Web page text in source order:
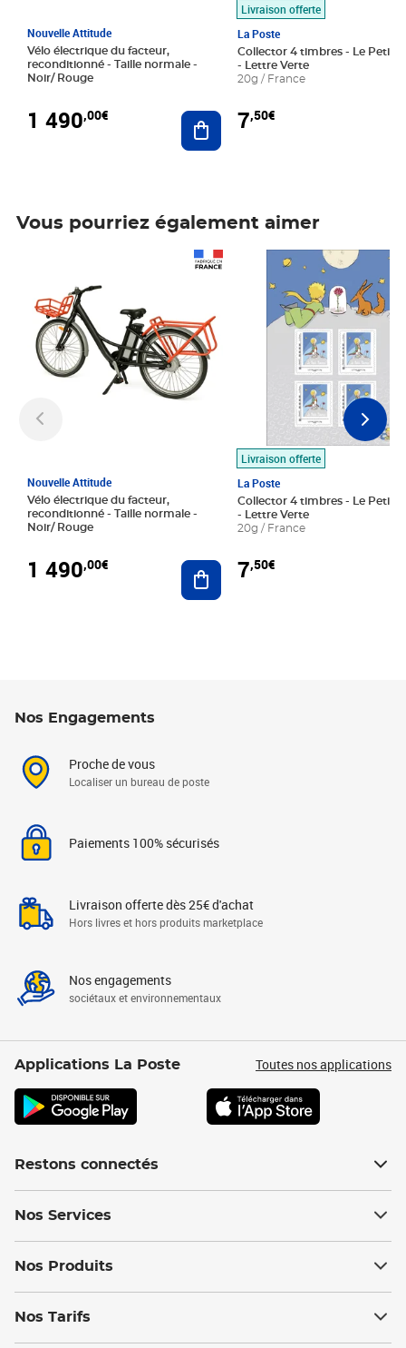
Nouvelle Attitude
Vélo électrique du facteur,
reconditionné - Taille normale -
Noir/ Rouge
1 490,00€ Ajouter au panier
Livraison offerte
La Poste
Collector 4 timbres - Le Petit
- Lettre Verte
20g / France
7,50€
Vous pourriez également aimer
Nouvelle Attitude
Vélo électrique du facteur,
reconditionné - Taille normale -
Noir/ Rouge
1 490,00€ Ajouter au panier
Livraison offerte
La Poste
Collector 4 timbres - Le Petit
- Lettre Verte
20g / France
7,50€
Prix 7,50€
Nos Engagements
Proche de vous
Localiser un bureau de poste
Paiements 100% sécurisés
Livraison offerte dès 25€ d'achat
Hors livres et hors produits marketplace
Nos engagements
sociétaux et environnementaux
Applications La Poste Toutes nos applications
Restons connectés
Nos Services
Nos Produits
Nos Tarifs